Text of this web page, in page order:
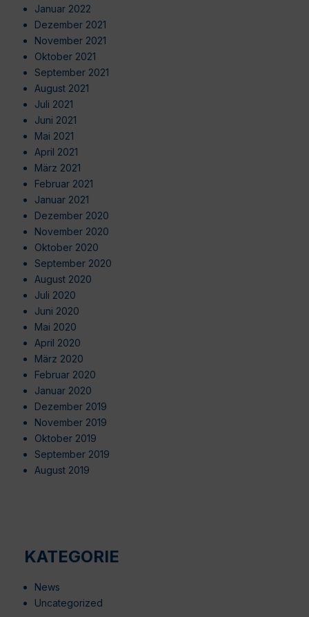
Januar 2022
Dezember 2021
November 2021
Oktober 2021
September 2021
August 2021
Juli 2021
Juni 2021
Mai 2021
April 2021
März 2021
Februar 2021
Januar 2021
Dezember 2020
November 2020
Oktober 2020
September 2020
August 2020
Juli 2020
Juni 2020
Mai 2020
April 2020
März 2020
Februar 2020
Januar 2020
Dezember 2019
November 2019
Oktober 2019
September 2019
August 2019
KATEGORIE
News
Uncategorized